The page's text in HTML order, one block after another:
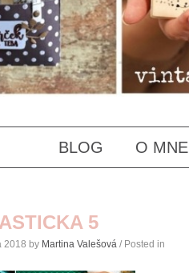
BLOG O MNE
5
2018 by Martina Valešová / Posted in